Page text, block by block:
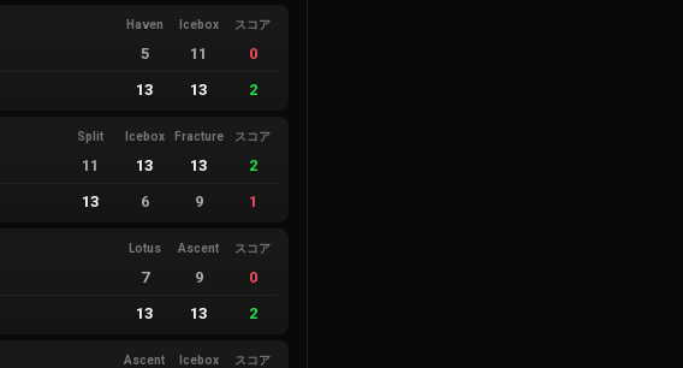
Haven Icebox スコア
5 11
0
13 13 2
Split Icebox Fracture スコア
11 13 13
2
13 6 9 1
Lotus Ascent スコア
7 9
0
13 13 2
Ascent Icebox スコア